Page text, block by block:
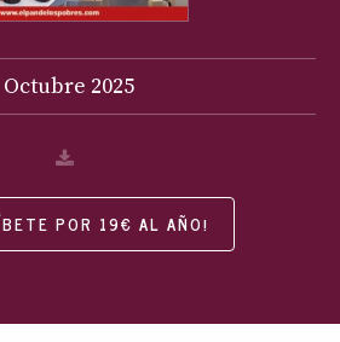
Octubre 2025
POR 19€ AL AÑO!